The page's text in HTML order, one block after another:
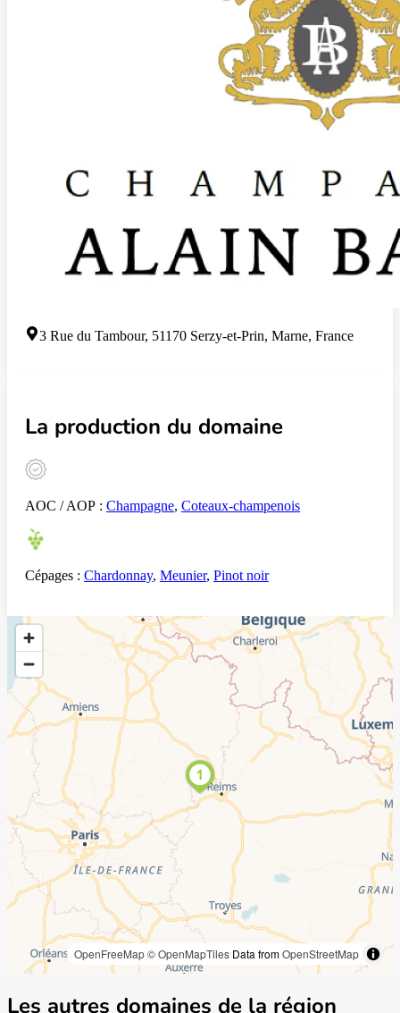
3 Rue du Tambour, 51170 Serzy-et-Prin, Marne, France
La production du domaine
AOC / AOP : Champagne, Coteaux-champenois
Cépages : Chardonnay, Meunier, Pinot noir
OpenFreeMap© OpenMapTiles Data fromOpenStreetMap
Les autres domaines de la région